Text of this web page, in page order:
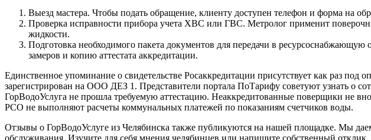
Выезд мастера. Чтобы подать обращение, клиенту доступен телефон и форма на
Проверка исправности прибора учета ХВС или ГВС. Метролог применит
жидкости.
Подготовка необходимого пакета документов для передачи в ресурсоснабжающую
замеров и копию аттестата аккредитации.
Единственное упоминание о свидетельстве Росаккредитации присутствует как раз
зарегистрирован на ООО ДЕЗ 1. Представители портала ПоТарифу советуют узнать о
ГорВодоУслуга не прошла требуемую аттестацию. Неаккредитованные поверщики не
РСО не выполняют расчеты коммунальных платежей по показаниям счетчиков воды.
Отзывы о ГорВодоУслуге из Челябинска также публикуются на нашей площадке. Мы